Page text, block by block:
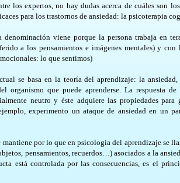
los expertos, no hay dudas acerca de cuáles son
para los trastornos de ansiedad: la psicoterapia
denominación viene porque la persona trabaja en
a los pensamientos e imágenes mentales) y
lo que sentimos)
se basa en la teoría del aprendizaje: la
organismo que puede aprenderse. La respuesta
neutro y éste adquiere las propiedades para
experimento un ataque de ansiedad en un
mantiene por lo que en psicología del aprendizaje se
pensamientos, recuerdos…) asociados a la
está controlada por las consecuencias, es el